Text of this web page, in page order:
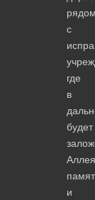
с
где
в
будет
Аллея
и